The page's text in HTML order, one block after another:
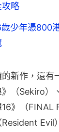
略
少年憑800
新作，還有
》（Sekiro）
》（FINAL
Resident Evil